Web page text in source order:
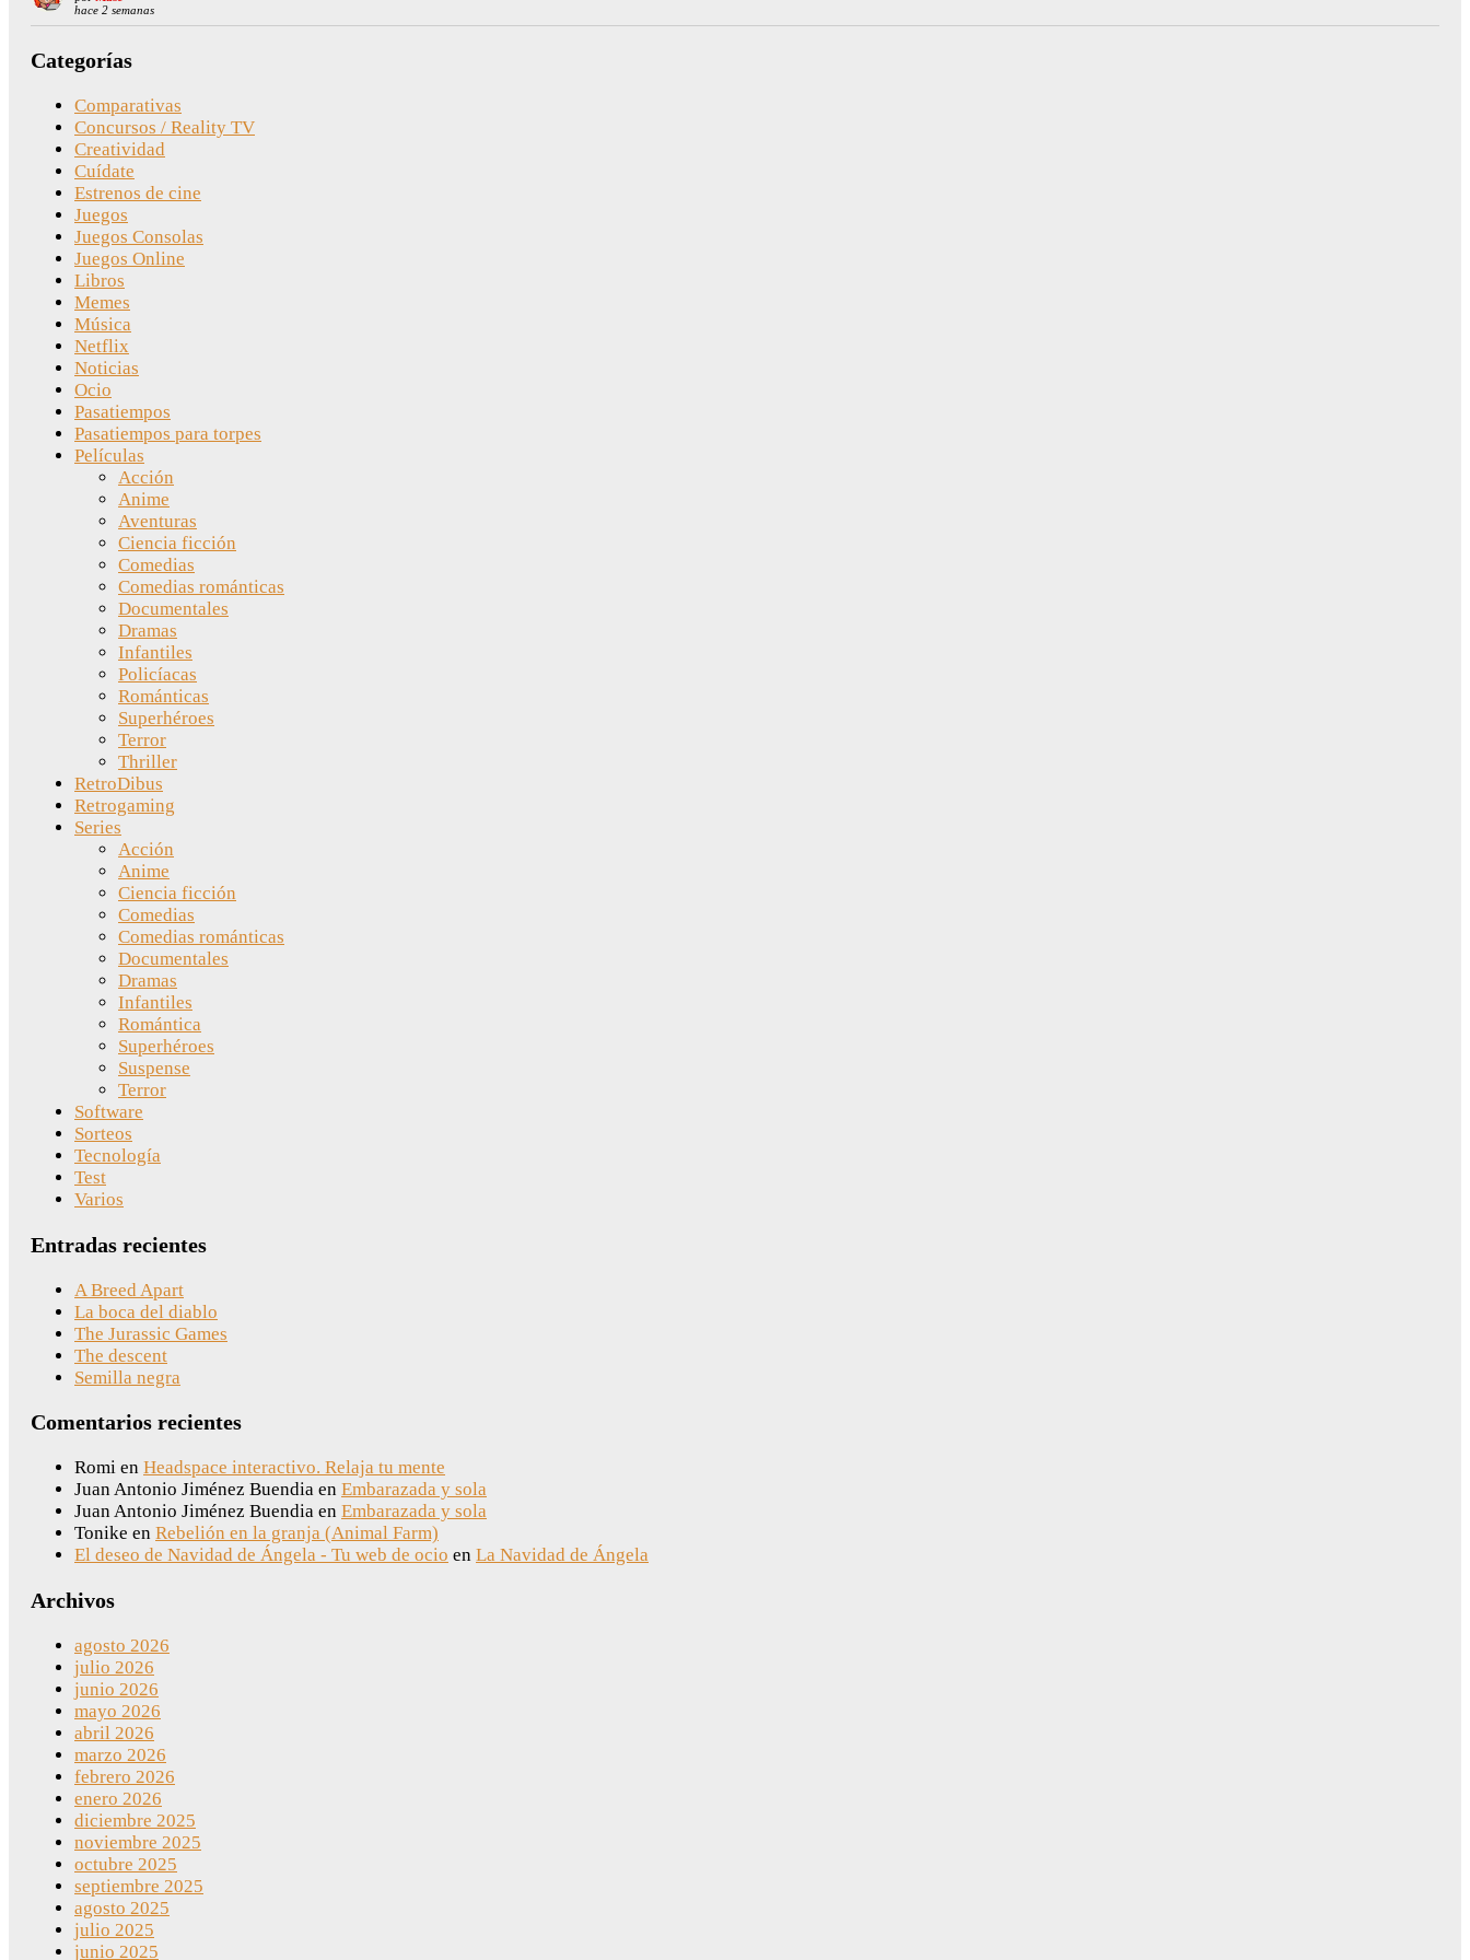
hace 2 semanas
Categorías
Comparativas
Concursos / Reality TV
Creatividad
Cuídate
Estrenos de cine
Juegos
Juegos Consolas
Juegos Online
Libros
Memes
Música
Netflix
Noticias
Ocio
Pasatiempos
Pasatiempos para torpes
Películas
Acción
Anime
Aventuras
Ciencia ficción
Comedias
Comedias románticas
Documentales
Dramas
Infantiles
Policíacas
Románticas
Superhéroes
Terror
Thriller
RetroDibus
Retrogaming
Series
Acción
Anime
Ciencia ficción
Comedias
Comedias románticas
Documentales
Dramas
Infantiles
Romántica
Superhéroes
Suspense
Terror
Software
Sorteos
Tecnología
Test
Varios
Entradas recientes
A Breed Apart
La boca del diablo
The Jurassic Games
The descent
Semilla negra
Comentarios recientes
Romi en Headspace interactivo. Relaja tu mente
Juan Antonio Jiménez Buendia en Embarazada y sola
Juan Antonio Jiménez Buendia en Embarazada y sola
Tonike en Rebelión en la granja (Animal Farm)
El deseo de Navidad de Ángela - Tu web de ocio en La Navidad de Ángela
Archivos
agosto 2026
julio 2026
junio 2026
mayo 2026
abril 2026
marzo 2026
febrero 2026
enero 2026
diciembre 2025
noviembre 2025
octubre 2025
septiembre 2025
agosto 2025
julio 2025
junio 2025